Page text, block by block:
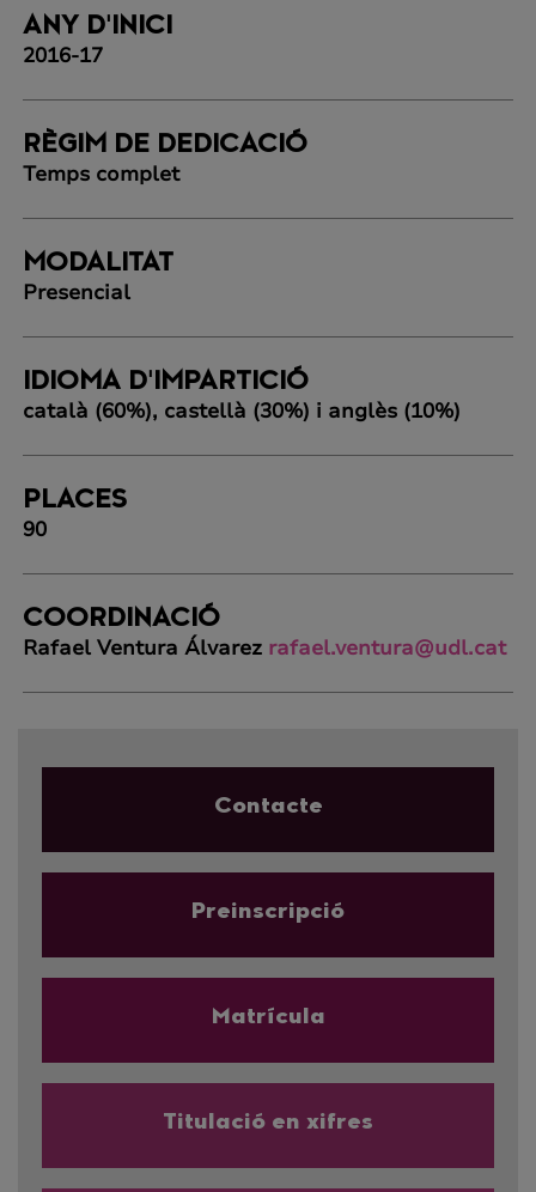
ANY D'INICI
2016-17
RÈGIM DE DEDICACIÓ
Temps complet
MODALITAT
Presencial
IDIOMA D'IMPARTICIÓ
català (60%), castellà (30%) i anglès (10%)
PLACES
90
COORDINACIÓ
Rafael Ventura Álvarez rafael.ventura@udl.cat
Contacte
Preinscripció
Matrícula
Titulació en xifres